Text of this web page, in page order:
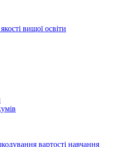
вищої освіти
вартості навчання